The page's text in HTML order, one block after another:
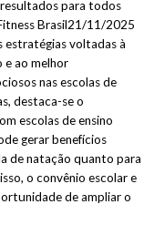
para todos
Brasil21/11/2025
estratégias voltadas à
e ao melhor
nas escolas de
destaca-se o
escolas de ensino
gerar benefícios
de natação quanto para
o convênio escolar e
de ampliar o